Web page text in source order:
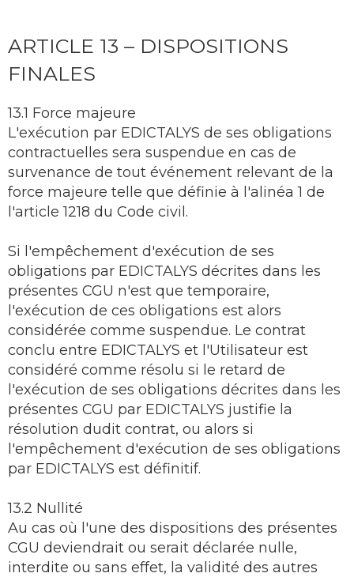
ARTICLE 13 – DISPOSITIONS
FINALES
13.1 Force majeure
L'exécution par EDICTALYS de ses obligations
contractuelles sera suspendue en cas de
survenance de tout événement relevant de la
force majeure telle que définie à l'alinéa 1 de
l'article 1218 du Code civil.
Si l'empêchement d'exécution de ses
obligations par EDICTALYS décrites dans les
présentes CGU n'est que temporaire,
l'exécution de ces obligations est alors
considérée comme suspendue. Le contrat
conclu entre EDICTALYS et l'Utilisateur est
considéré comme résolu si le retard de
l'exécution de ses obligations décrites dans les
présentes CGU par EDICTALYS justifie la
résolution dudit contrat, ou alors si
l'empêchement d'exécution de ses obligations
par EDICTALYS est définitif.
13.2 Nullité
Au cas où l'une des dispositions des présentes
CGU deviendrait ou serait déclarée nulle,
interdite ou sans effet, la validité des autres